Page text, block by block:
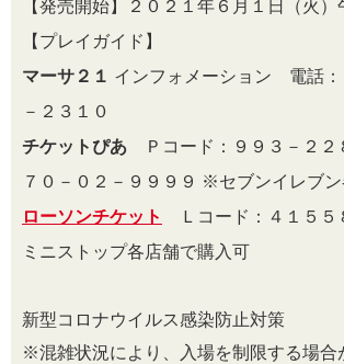
【発売開始】２０２１年６月１日（火）
【プレイガイド】
マーサ２１ インフォメーション 電話：
－２３１０
チケットぴあ Ｐコード：９９３－２
７０－０２－９９９９ ※セブンイレブ
ローソンチケット
Ｌコード：４１５５
ミニストップ各店舗で購入可
新型コロナウイルス感染防止対策
※混雑状況により、入場を制限する場合